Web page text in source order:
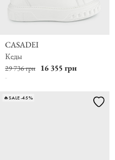
CASADEI
Кеды
29 736 грн 16 355 грн
🔥SALE -45%